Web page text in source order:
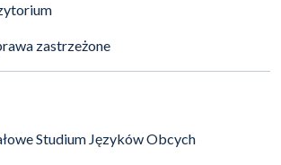
zastrzeżone
przeładowanie treści)
Studium Języków Obcych